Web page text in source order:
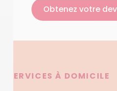
Obtenez votre
SERVICES À DOMICILE